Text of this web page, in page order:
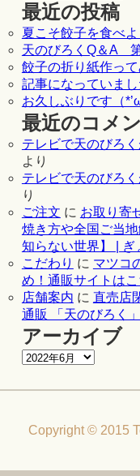
最近の投稿
夏こそ餃子を食べよ
天のびろくQ＆A
餃子の折り紙作って
記事になっていまし
お久しぶりです（
最近のコメ
テレビで天のびろ
より
テレビで天のびろ
り
ご注文 に お取り寄
焼き方や全国ご当
知らない世界】 | ぎ
こだわり に マツコ
め！通販サイトは
店舗案内 に 直売店
通販 「天のびろく」
アーカイブ
Copyright © 2015